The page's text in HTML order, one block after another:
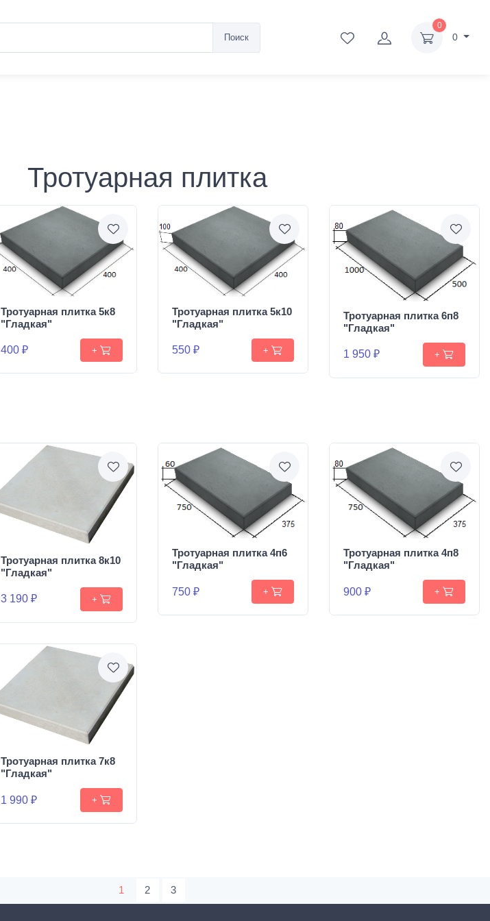
Поиск
0
0
Тротуарная плитка
Тротуарная плитка 5к8
"Гладкая"
400 ₽ +
Тротуарная плитка 5к10
"Гладкая"
550 ₽ +
Тротуарная плитка 6п8
"Гладкая"
1 950 ₽ +
Тротуарная плитка 8к10
"Гладкая"
3 190 ₽ +
Тротуарная плитка 4п6
"Гладкая"
750 ₽ +
Тротуарная плитка 4п8
"Гладкая"
900 ₽ +
Тротуарная плитка 7к8
"Гладкая"
1 990 ₽ +
1 2 3